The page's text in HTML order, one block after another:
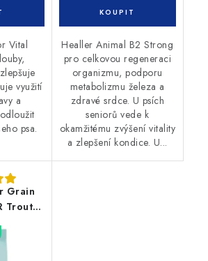
Vital
využití
a
psa.
Healler Animal B2 Strong
pro celkovou regeneraci
organizmu, podporu
metabolizmu železa a
zdravé srdce. U psích
seniorů vede k
okamžitému zvýšení vitality
a zlepšení kondice. U...
Grain
Trout